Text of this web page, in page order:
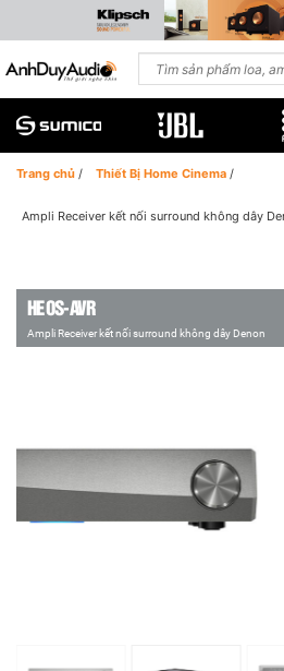
Trang chủ / Thiết Bị Home Cinema /
Ampli Receiver kết nối surround không dây
HEOS-AVR
Ampli Receiver kết nối surround không dây Denon